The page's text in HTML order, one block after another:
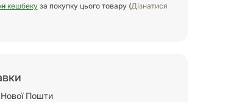
кешбекуза покупку цього товару (Дізнатися
Нової Пошти